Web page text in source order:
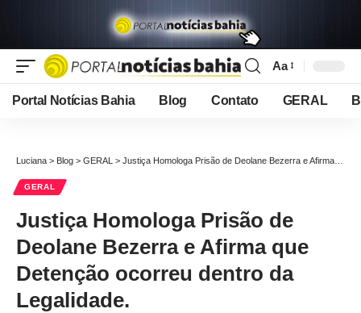
Font
Resizer
Aa
Portal Notícias Bahia Blog Contato GERAL
Luciana > Blog > GERAL > Justiça Homologa Prisão de Deolane Bezerra e Afirma que Detenção ocorreu dentro da Legalidade.
GERAL
Justiça Homologa Prisão de
Deolane Bezerra e Afirma que
Detenção ocorreu dentro da
Legalidade.